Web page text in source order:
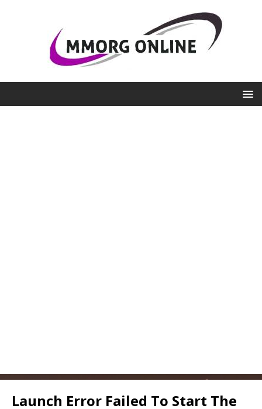
Launch Error Failed To Start The